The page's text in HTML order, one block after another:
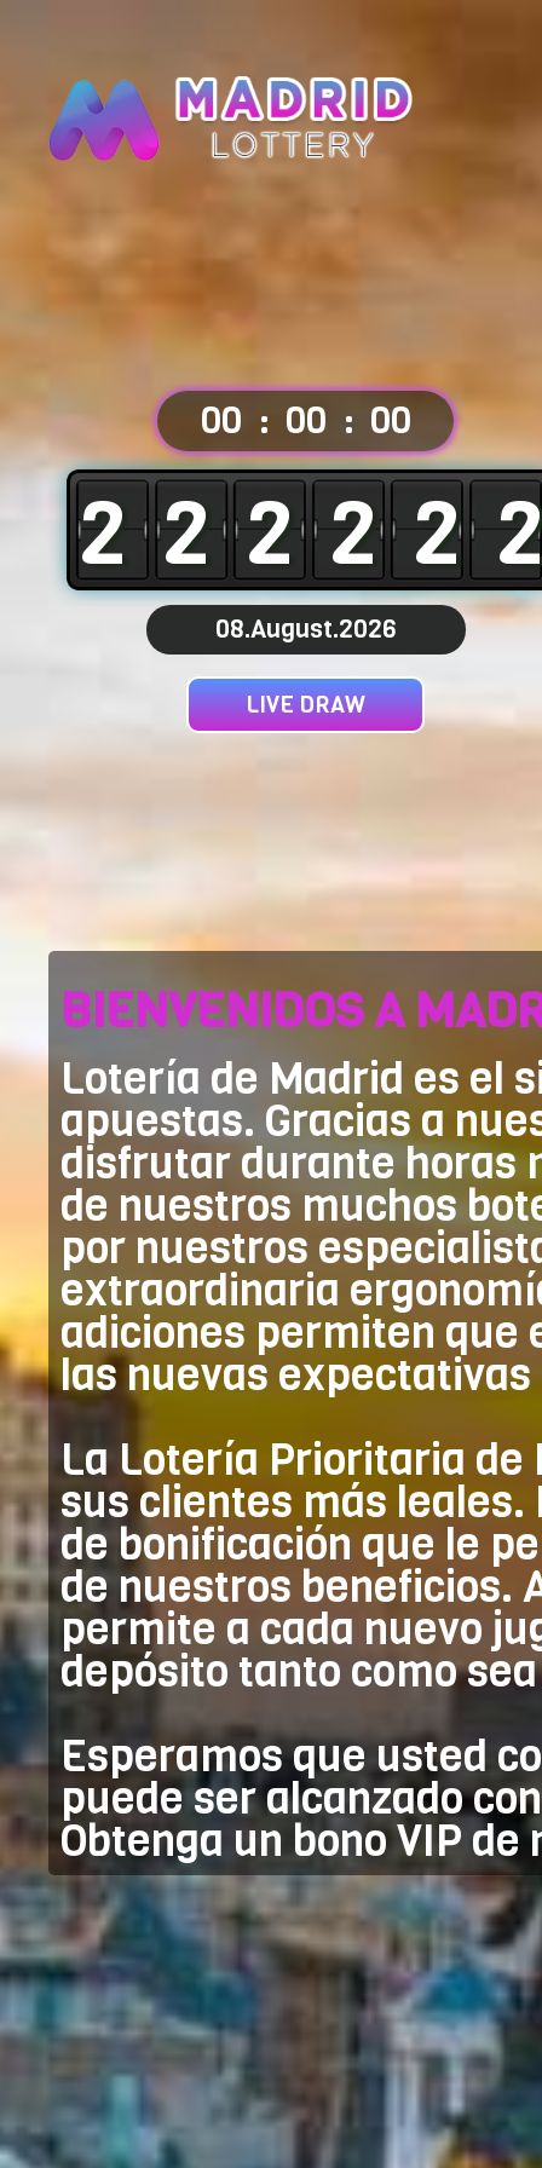
00 : 00 : 00
8 8 8 8 8
08.August.2026
LIVE DRAW
BIENVENIDOS A
Lotería de Madrid es el
apuestas. Gracias a
disfrutar durante horas
de nuestros muchos
por nuestros
extraordinaria
adiciones permiten que
las nuevas
La Lotería Prioritaria de
sus clientes más
de bonificación que le
de nuestros beneficios.
permite a cada nuevo
depósito tanto como
Esperamos que usted
puede ser alcanzado
Obtenga un bono VIP de